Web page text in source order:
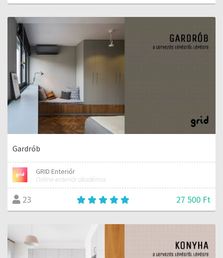
Gardrób
GRID Enteriőr
Online enteriőr akadémia
23 27 500 Ft